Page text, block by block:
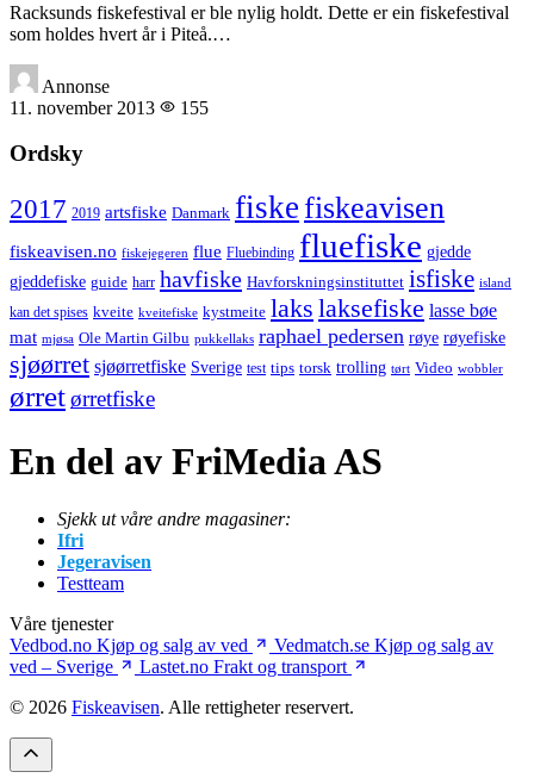
Racksunds fiskefestival er ble nylig holdt. Dette er ein fiskefestival
som holdes hvert år i Piteå.…
Annonse
11. november 2013
155
Ordsky
2017 2019 artsfiske Danmark fiskefiskeavisen
fiskeavisen.no fiskejegeren flue Fluebinding fluefiske gjedde
gjeddefiske guide harr havfiske Havforskningsinstituttet isfiske island
kan det spises kveite kveitefiske kystmeite laks laksefiske lasse bøe
mat mjøsa Ole Martin Gilbu pukkellaks raphael pedersen røye røyefiske
sjøørret sjøørretfiske Sverige test tips torsk trolling tørt Video wobbler
ørretørretfiske
En del av FriMedia AS
Sjekk ut våre andre magasiner:
Ifri
Jegeravisen
Testteam
Våre tjenester
Vedbod.no Kjøp og salg av ved Vedmatch.se Kjøp og salg av
ved – Sverige
Lastet.no Frakt og transport
© 2026 Fiskeavisen. Alle rettigheter reservert.